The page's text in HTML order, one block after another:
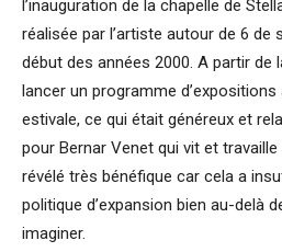
l’inauguration de la chapelle de
réalisée par l’artiste autour de 6 de
début des années 2000. A partir de
lancer un programme
estivale, ce qui était généreux et
pour Bernar Venet qui vit et
révélé très bénéfique car cela a
politique d’expansion bien au-delà
imaginer.